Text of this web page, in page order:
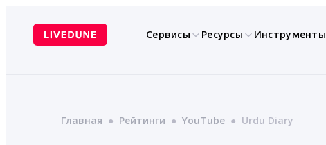
содержимому
Сервисы Ресурсы Инструменты
Главная ● Рейтинги ● YouTube ● Urdu Diary